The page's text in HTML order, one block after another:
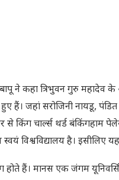
कहा त्रिभुवन गुरु महादेव के
हैं। जहां सरोजिनी नायडू,
से किंग चार्ल्स थर्ड बंकिंगहाम
विश्वविद्यालय है। इसीलिए
होते हैं। मानस एक जंगम